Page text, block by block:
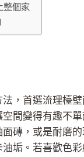
整個家
，首選流理檯
間變得有趣不
磚，或是耐磨
垢。若喜歡色